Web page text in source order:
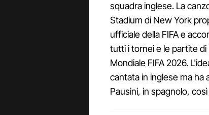
squadra inglese. La
Stadium di New York
ufficiale della FIFA e
tutti i tornei e le partite
Mondiale FIFA 2026.
cantata in inglese ma ha
Pausini, in spagnolo,